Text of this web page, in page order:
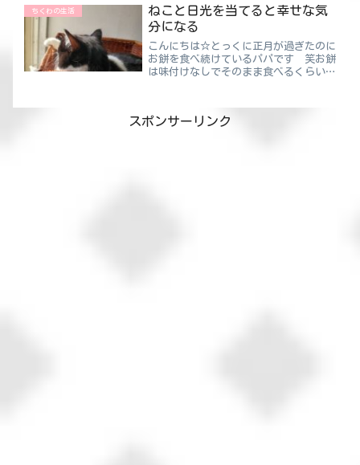
もあるので、その場合タイムラグがある
んですが・・・ほんとにそ...
ちくわの生活
ねこと日光を当てると幸せな気
分になる
こんにちは☆とっくに正月が過ぎたのに
お餅を食べ続けているパパです 笑お餅
は味付けなしでそのまま食べるくらい好
ですよね😆アンパンと牛乳くらいの相
性の良さだと思います。おそら...
スポンサーリンク